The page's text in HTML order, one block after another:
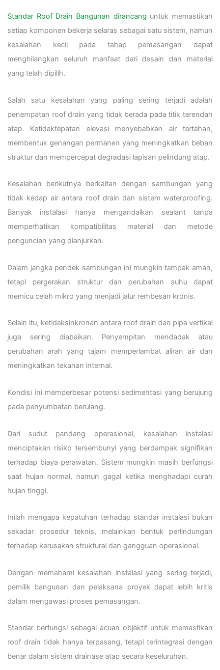
Standar Roof Drain Bangunan dirancang untuk memastikan
setiap komponen bekerja selaras sebagai satu sistem, namun
kesalahan kecil pada tahap pemasangan dapat
menghilangkan seluruh manfaat dari desain dan material
yang telah dipilih.
Salah satu kesalahan yang paling sering terjadi adalah
penempatan roof drain yang tidak berada pada titik terendah
atap. Ketidaktepatan elevasi menyebabkan air tertahan,
membentuk genangan permanen yang meningkatkan beban
struktur dan mempercepat degradasi lapisan pelindung atap.
Kesalahan berikutnya berkaitan dengan sambungan yang
tidak kedap air antara roof drain dan sistem waterproofing.
Banyak instalasi hanya mengandalkan sealant tanpa
memperhatikan kompatibilitas material dan metode
penguncian yang dianjurkan.
Dalam jangka pendek sambungan ini mungkin tampak aman,
tetapi pergerakan struktur dan perubahan suhu dapat
memicu celah mikro yang menjadi jalur rembesan kronis.
Selain itu, ketidaksinkronan antara roof drain dan pipa vertikal
juga sering diabaikan. Penyempitan mendadak atau
perubahan arah yang tajam memperlambat aliran air dan
meningkatkan tekanan internal.
Kondisi ini memperbesar potensi sedimentasi yang berujung
pada penyumbatan berulang.
Dari sudut pandang operasional, kesalahan instalasi
menciptakan risiko tersembunyi yang berdampak signifikan
terhadap biaya perawatan. Sistem mungkin masih berfungsi
saat hujan normal, namun gagal ketika menghadapi curah
hujan tinggi.
Inilah mengapa kepatuhan terhadap standar instalasi bukan
sekadar prosedur teknis, melainkan bentuk perlindungan
terhadap kerusakan struktural dan gangguan operasional.
Dengan memahami kesalahan instalasi yang sering terjadi,
pemilik bangunan dan pelaksana proyek dapat lebih kritis
dalam mengawasi proses pemasangan.
Standar berfungsi sebagai acuan objektif untuk memastikan
roof drain tidak hanya terpasang, tetapi terintegrasi dengan
benar dalam sistem drainase atap secara keseluruhan.